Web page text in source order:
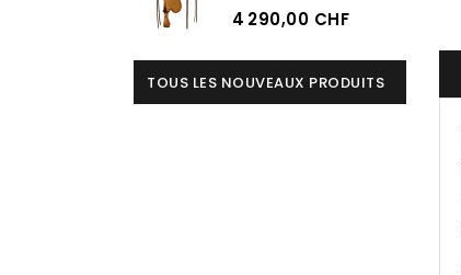
4 290,00 CHF
TOUS LES NOUVEAUX PRODUITS